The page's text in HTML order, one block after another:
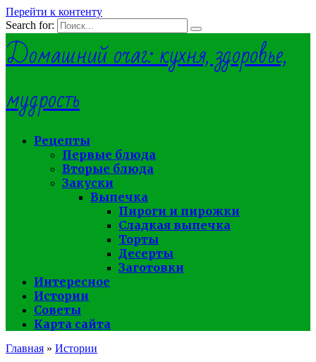
Перейти к контенту
Search for:
Домашний очаг: кухня, здоровье,
мудрость
Рецепты
Первые блюда
Вторые блюда
Закуски
Выпечка
Пироги и пирожки
Сладкая выпечка
Торты
Десерты
Заготовки
Интересное
Истории
Советы
Карта сайта
Главная » Истории